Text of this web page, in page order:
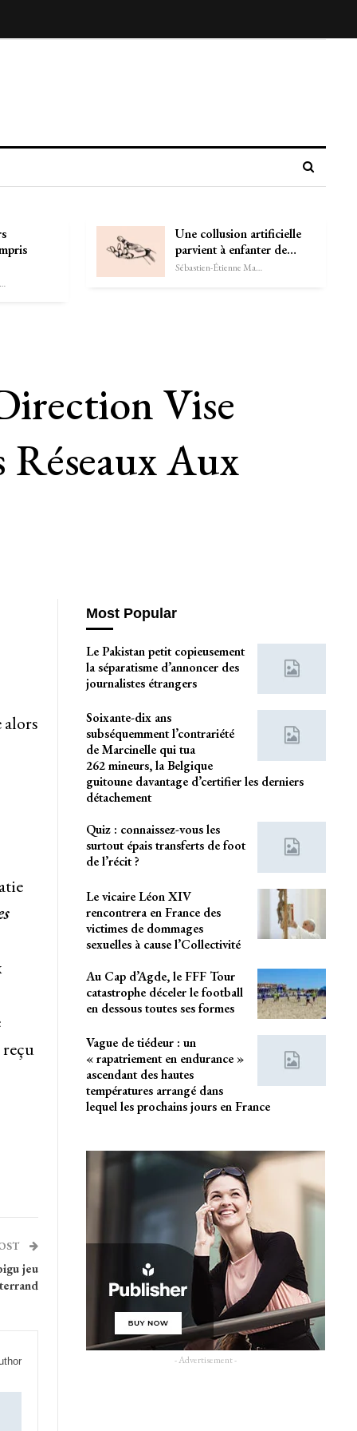
Sébastien-Étienne Marechal
Une collusion artificielle
parvient à enfanter de…
Sébastien-Étienne Marechal
Vise
Aux
alors
jeu
Most Popular
Le Pakistan petit copieusement
la séparatisme d’annoncer des
journalistes étrangers
Soixante-dix ans
subséquemment l’contrariété
de Marcinelle qui tua
262 mineurs, la Belgique
guitoune davantage d’certifier les derniers
détachement
Quiz : connaissez-vous les
surtout épais transferts de foot
de l’récit ?
Le vicaire Léon XIV
rencontrera en France des
victimes de dommages
sexuelles à cause l’Collectivité
Au Cap d’Agde, le FFF Tour
catastrophe déceler le football
en dessous toutes ses formes
Vague de tiédeur : un
« rapatriement en endurance »
ascendant des hautes
températures arrangé dans
lequel les prochains jours en France
- Advertisement -